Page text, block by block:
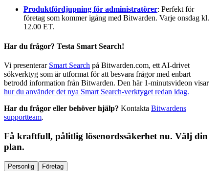
Produktfördjupning för administratörer: Perfekt för
företag som kommer igång med Bitwarden. Varje onsdag kl.
12.00 ET.
Har du frågor? Testa Smart Search!
Vi presenterar Smart Search på Bitwarden.com, ett AI-drivet
sökverktyg som är utformat för att besvara frågor med enbart
betrodd information från Bitwarden. Den här 1-minutsvideon visar
hur du använder det nya Smart Search-verktyget redan idag.
Har du frågor eller behöver hjälp? Kontakta Bitwardens
supportteam.
Få kraftfull, pålitlig lösenordssäkerhet nu. Välj din
plan.
Personlig Företag